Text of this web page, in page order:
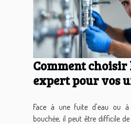
Comment choisir
expert pour vos
Face à une fuite d'eau ou à
bouchée, il peut être difficile